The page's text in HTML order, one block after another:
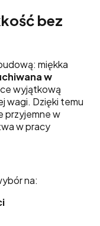
bez
miękka
w
wyjątkową
wagi. Dzięki temu
przyjemne w
w pracy
na: